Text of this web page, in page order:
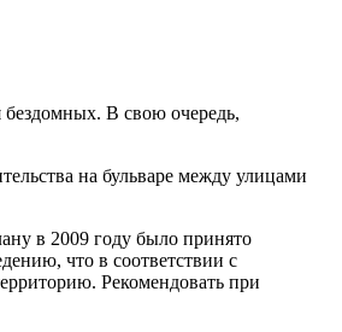
В свою очередь,
на бульваре между улицами
в 2009 году было принято
что в соответствии с
Рекомендовать при